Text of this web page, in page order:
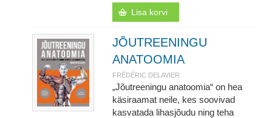
Lisa korvi
JÕUTREENINGU
ANATOOMIA
FRÉDÉRIC DELAVIER
„Jõutreeningu anatoomia“ on hea
käsiraamat neile, kes soovivad
kasvatada lihasjõudu ning teha